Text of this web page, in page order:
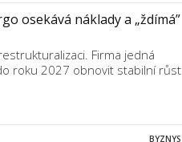
osekává náklady a „ždímá”
Firma jedná
roku 2027 obnovit stabilní růst
BYZNYS